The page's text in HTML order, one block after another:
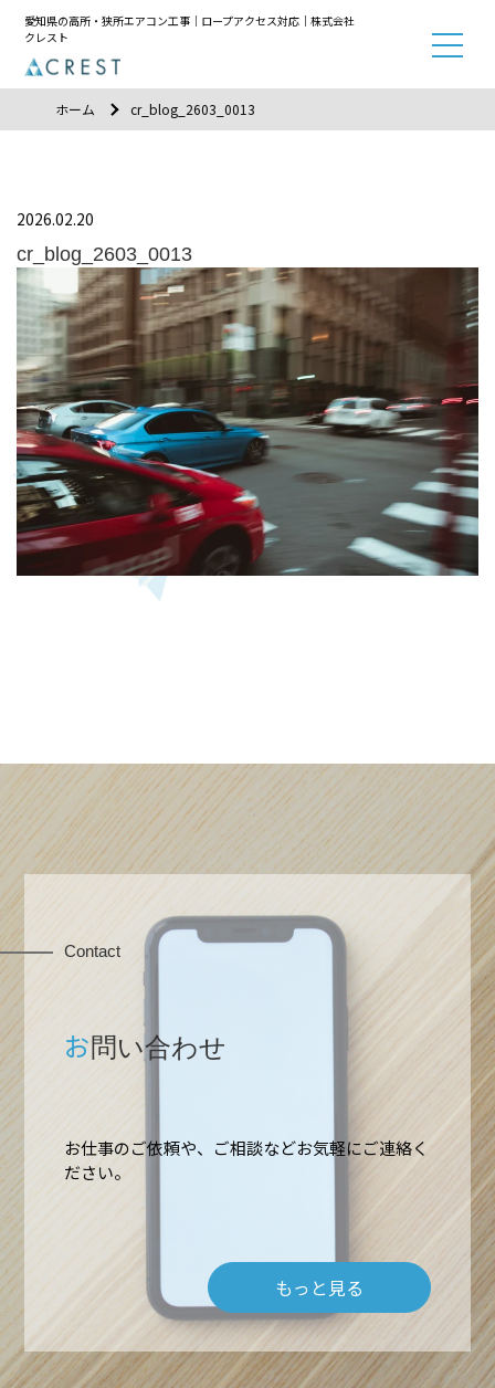
愛知県の高所・狭所エアコン工事｜ロープアクセス対応｜株式会社
クレスト
ホーム
高所作業・ロープアクセス
難所・高所・狭所エアコン工事
施工実績
ホーム cr_blog_2603_0013
2026.02.20
cr_blog_2603_0013
Contact
お問い合わせ
お仕事のご依頼や、ご相談などお気軽にご連絡く
ださい。
もっと見る